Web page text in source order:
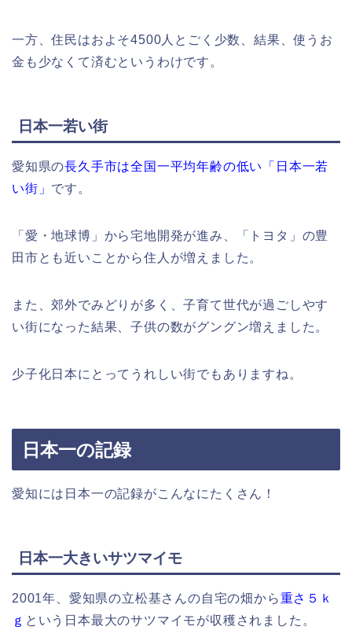
一方、住民はおよそ4500人とごく少数、結果、使うお
金も少なくて済むというわけです。
日本一若い街
愛知県の長久手市は全国一平均年齢の低い「日本一若
い街」 です。
「愛・地球博」から宅地開発が進み、「トヨタ」の豊
田市とも近いことから住人が増えました。
また、郊外でみどりが多く、子育て世代が過ごしやす
い街になった結果、子供の数がグングン増えました。
少子化日本にとってうれしい街でもありますね。
日本一の記録
愛知には日本一の記録がこんなにたくさん！
日本一大きいサツマイモ
2001年、愛知県の立松基さんの自宅の畑から重さ５ｋ
ｇ という日本最大のサツマイモが収穫されました。